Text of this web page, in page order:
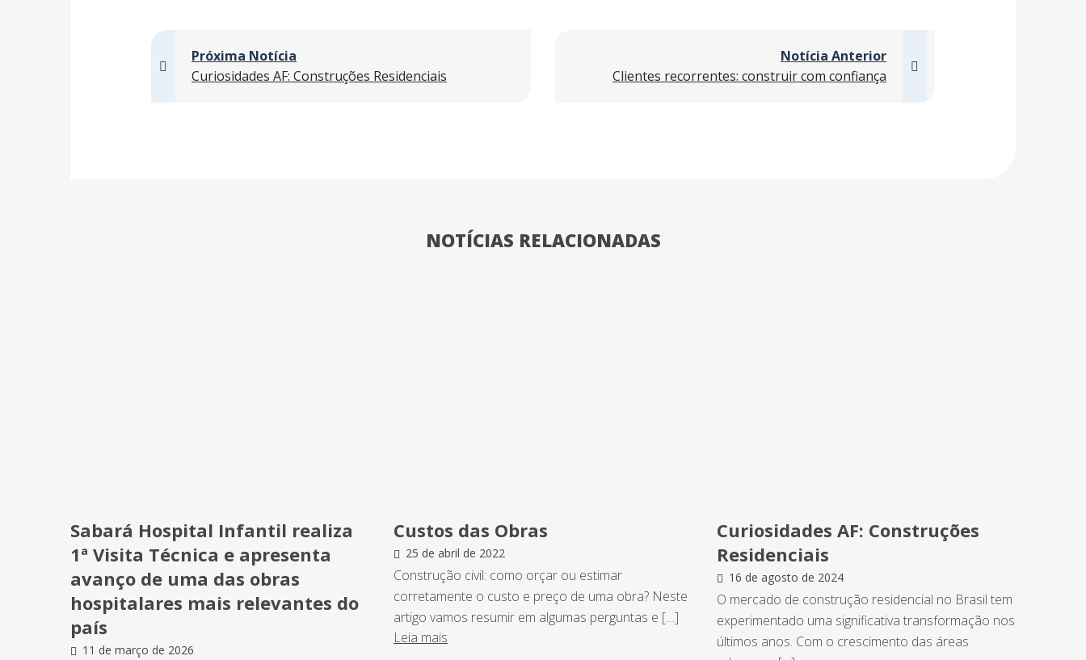
Próxima Notícia
Curiosidades AF: Construções Residenciais
Notícia Anterior
Clientes recorrentes: construir com confiança
NOTÍCIAS RELACIONADAS
Sabará Hospital Infantil realiza
1ª Visita Técnica e apresenta
avanço de uma das obras
hospitalares mais relevantes do
país
11 de março de 2026
Custos das Obras
25 de abril de 2022
Construção civil: como orçar ou estimar
corretamente o custo e preço de uma obra? Neste
artigo vamos resumir em algumas perguntas e […]
Leia mais
Curiosidades AF: Construções
Residenciais
16 de agosto de 2024
O mercado de construção residencial no Brasil tem
experimentado uma significativa transformação nos
últimos anos. Com o crescimento das áreas